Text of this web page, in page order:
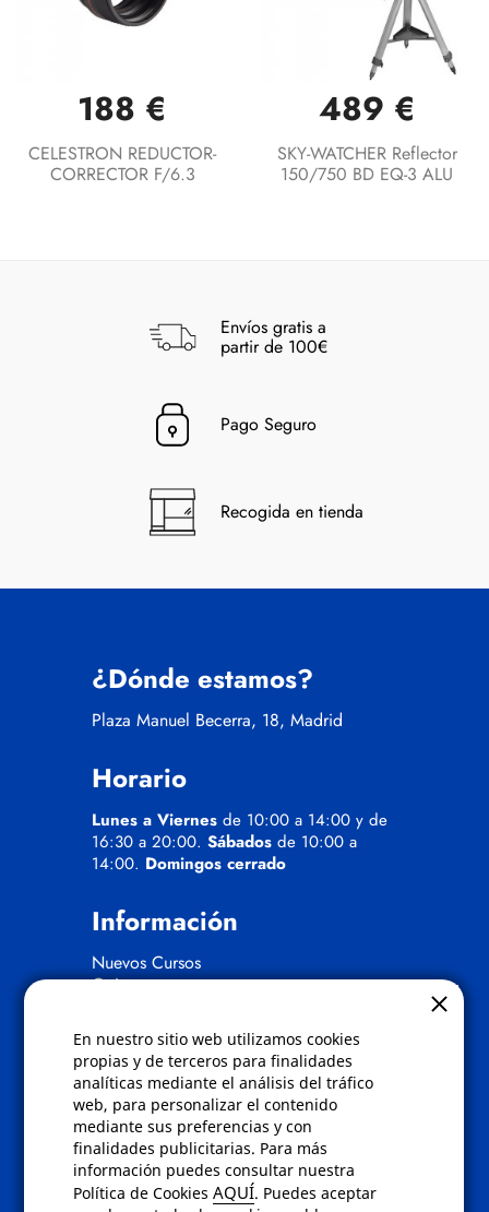
En nuestro sitio web utilizamos cookies
propias y de terceros para finalidades
analíticas mediante el análisis del tráfico
web, para personalizar el contenido
mediante sus preferencias y con
finalidades publicitarias. Para más
información puedes consultar nuestra
Política de CookiesAQUÍ. Puedes aceptar
188 €
CELESTRON REDUCTOR-
CORRECTOR F/6.3
489 €
SKY-WATCHER Reflector
150/750 BD EQ-3 ALU
Envíos gratis a
partir de 100€
Pago Seguro
Recogida en tienda
¿Dónde estamos?
Plaza Manuel Becerra, 18, Madrid
Horario
Lunes a Viernes de 10:00 a 14:00 y de
16:30 a 20:00. Sábados de 10:00 a
14:00. Domingos cerrado
Información
Nuevos Cursos
Quienes somos
Políticas
Condiciones de compra
Aviso de privacidad
Cookies
Bajas comunicados comerciales
Derecho de desistimiento